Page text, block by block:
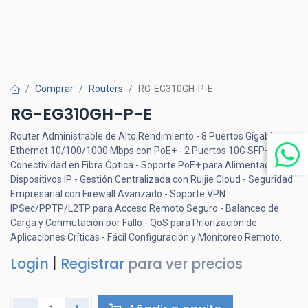
Comprar Routers RG-EG310GH-P-E
RG-EG310GH-P-E
Router Administrable de Alto Rendimiento - 8 Puertos Gigabit
Ethernet 10/100/1000 Mbps con PoE+ - 2 Puertos 10G SFP+ para
Conectividad en Fibra Óptica - Soporte PoE+ para Alimentación de
Dispositivos IP - Gestión Centralizada con Ruijie Cloud - Seguridad
Empresarial con Firewall Avanzado - Soporte VPN
IPSec/PPTP/L2TP para Acceso Remoto Seguro - Balanceo de
Carga y Conmutación por Fallo - QoS para Priorización de
Aplicaciones Críticas - Fácil Configuración y Monitoreo Remoto.
Login Registrar para ver precios